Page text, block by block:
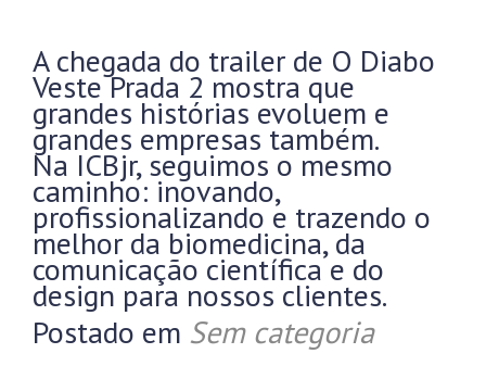
A chegada do trailer de O Diabo
Veste Prada 2 mostra que
grandes histórias evoluem e
grandes empresas também.
Na ICBjr, seguimos o mesmo
caminho: inovando,
profissionalizando e trazendo o
melhor da biomedicina, da
comunicação científica e do
design para nossos clientes.
Postado em Sem categoria